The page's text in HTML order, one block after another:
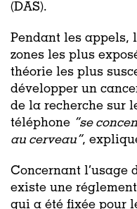
(DAS).
Pendant les appels,
zones les plus
théorie les plus
développer un
de la recherche sur
téléphone “se
au cerveau”,
Concernant l’usage
existe une
qui a été fixée pour